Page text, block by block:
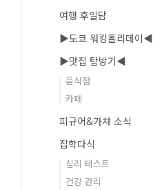
여행 후일담
▶도쿄 워킹홀리데이◀
▶맛집 탐방기◀
음식점
카페
피규어&가챠 소식
잡학다식
심리 테스트
건강 관리